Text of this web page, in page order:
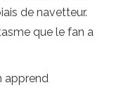
de navetteur.
que le fan a
apprend